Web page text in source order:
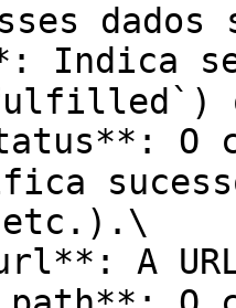
Indica
O
etc.).\
A